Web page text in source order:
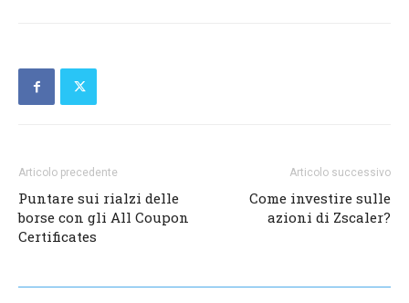
Articolo precedente
Puntare sui rialzi delle
borse con gli All Coupon
Certificates
Articolo successivo
Come investire sulle
azioni di Zscaler?